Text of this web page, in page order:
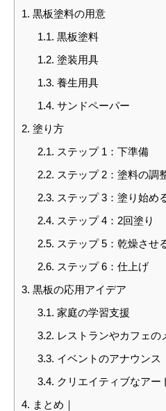
1. 黒板塗料の用意
1.1. 黒板塗料
1.2. 塗装用具
1.3. 養生用具
1.4. サンドペーパー
2. 塗り方
2.1. ステップ 1：下準備
2.2. ステップ 2：塗料の調
2.3. ステップ 3：塗り始め
2.4. ステップ 4：2回塗り
2.5. ステップ 5：乾燥させ
2.6. ステップ 6：仕上げ
3. 黒板の応用アイデア
3.1. 家庭の学習支援
3.2. レストランやカフェの
3.3. イベントのアナウンス
3.4. クリエイティブなアー
4. まとめ｜